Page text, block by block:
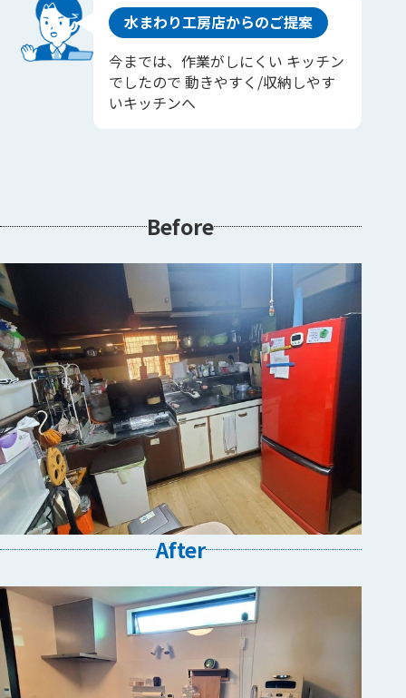
水まわり工房店からのご提案
今までは、作業がしにくい キッチン
でしたので 動きやすく/収納しやす
いキッチンへ
Before
After